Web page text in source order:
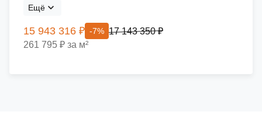
Ещё
15 943 316 ₽ -7% 17 143 350 ₽
261 795 ₽ за м²